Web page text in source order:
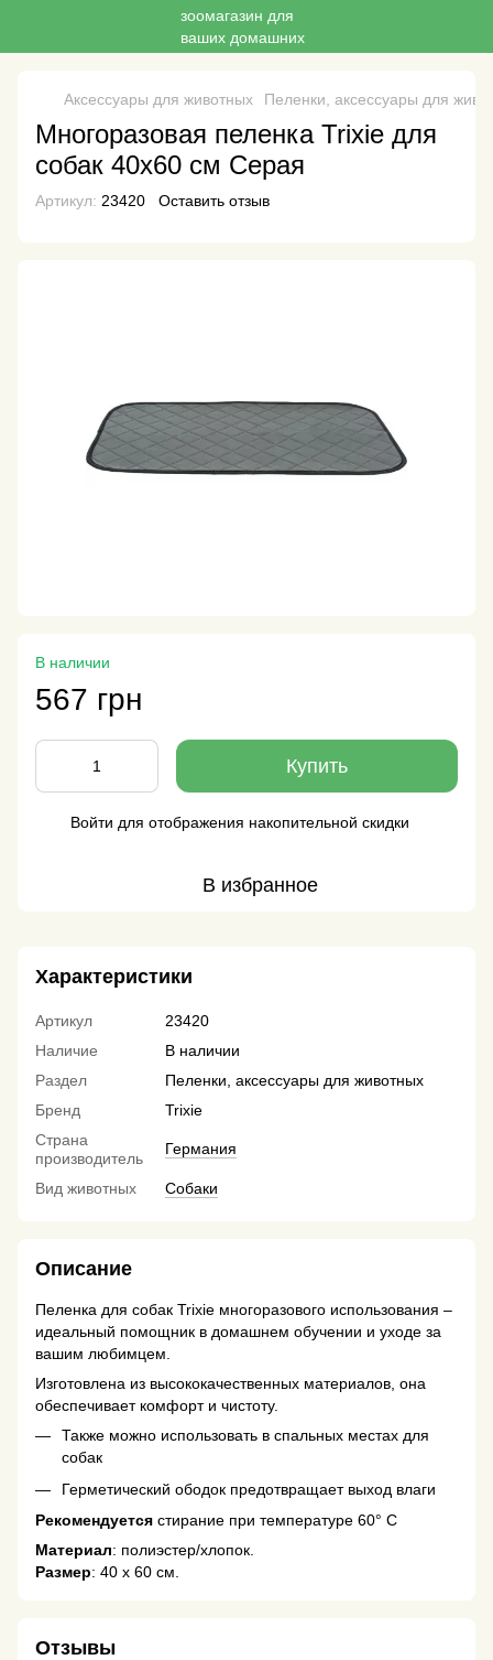
Аксессуары для животных Пеленки, аксессуары для
Многоразовая пеленка Trixie для
собак 40х60 см Серая
Артикул: 23420 Оставить отзыв
В наличии
567 грн
Купить
Войти для отображения накопительной скидки
В избранное
Характеристики
Артикул
23420
Наличие
В наличии
Раздел
Пеленки, аксессуары для животных
Бренд
Trixie
Страна
производитель
Германия
Вид животных Собаки
Описание
Пеленка для собак Trixie многоразового использования –
идеальный помощник в домашнем обучении и уходе за
вашим любимцем.
Изготовлена ​​из высококачественных материалов, она
обеспечивает комфорт и чистоту.
Также можно использовать в спальных местах для
собак
Герметический ободок предотвращает выход влаги
Рекомендуется стирание при температуре 60° С
Материал: полиэстер/хлопок.
Размер: 40 х 60 см.
Отзывы